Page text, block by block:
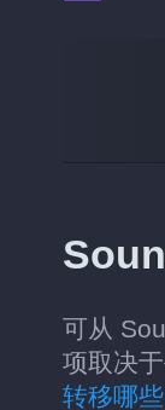
可从
项取决
转移哪